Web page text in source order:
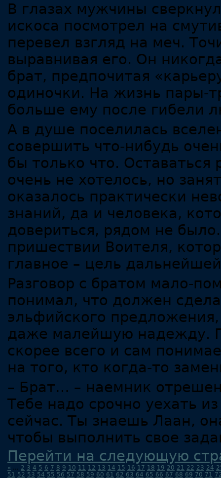
В глазах мужчины
искоса посмотрел на
перевел взгляд на меч.
выравнивая его. Он
брат, предпочитая
одиночки. На жизнь пары-
больше ему после гибели
А в душе поселилась
совершить что-нибудь
бы только что.
очень не хотелось, но
оказалось практически
знаний, да и человека,
довериться, рядом не
пришествии Воителя,
главное – цель
Разговор с братом мало-
понимал, что должен
эльфийского
даже малейшую надежду.
скорее всего и сам
на того, кто когда-то
– Брат… – наемник
Тебе надо срочно уехать
сейчас. Ты знаешь Лаан,
чтобы выполнить свое
Перейти на следующую
« ... 2 3 4 5 6 7 8 9 10 11 12 13 14 15 16 17 18 19 20 21 22 23 24
51 52 53 54 55 56 57 58 59 60 61 62 63 64 65 66 67 68 69 70 71